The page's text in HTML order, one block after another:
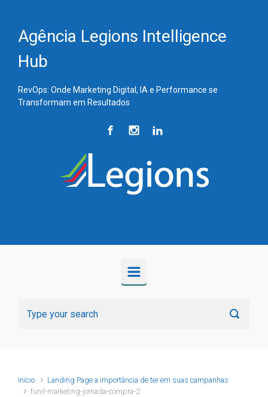
Agência Legions Intelligence
Hub
RevOps: Onde Marketing Digital, IA e Performance se
Transformam em Resultados
Início
Landing Page a importância de ter em suas campanhas
funil-marketing-jornada-compra-2